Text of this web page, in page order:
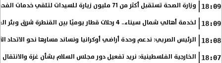
18:09 وزارة الصحة تستقبل أكثر من 71 مليون زيارة للسيدات لتلقي خدمات الفحص والتوعية
18:09 لخدمة أهالي شمال سيناء.. 4 رحلات قطار يوميًا بين القنطرة شرق وبئر العبد
18:08 الرئيس الصربي: ندعم وحدة أراضي أوكرانيا ونساند مسارها نحو الاتحاد
18:07 الخارجية الفلسطينية: نريد تفعيل دور مجلس السلام بشأن غزة